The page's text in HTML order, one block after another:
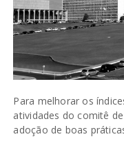
Para melhorar os
atividades do comitê
adoção de boas